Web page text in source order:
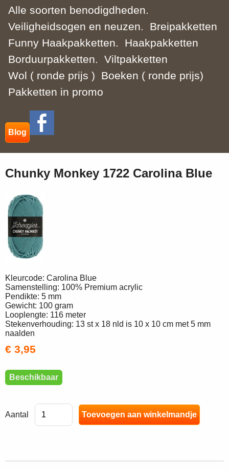
Alle soorten benodigdheden.
Veiligheidsogen en neuzen.
Breipakketten
Funny Haakpakketten.
Haakpakketten
Borduurpakketten.
Viltpakketten
Wol ( ronde prijs )
Boeken ( ronde prijs)
Pakketten in promo
Blog
Chunky Monkey 1722 Carolina Blue
Kleurcode: Carolina Blue
Samenstelling: 100% Premium acrylic
Pendikte: 5 mm
Gewicht: 100 gram
Looplengte: 116 meter
Stekenverhouding: 13 st x 18 nld is 10 x 10 cm met 5 mm
naalden
€ 3,95
Beschikbaar
Aantal